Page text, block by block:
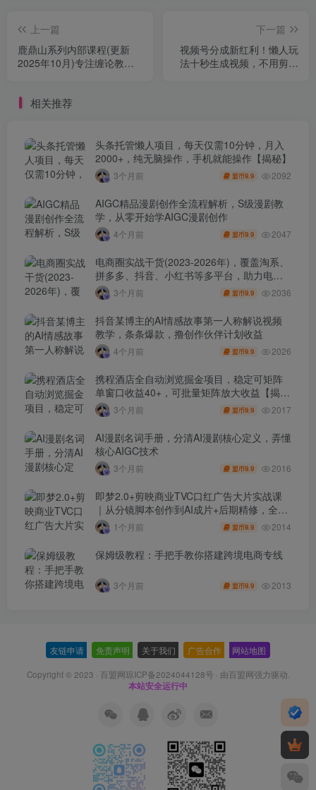
上一篇
鹿鼎山系列内部课程(更新
2025年10月)专注缠论教
下一篇
视频号分成新红利！懒人玩
法十秒生成视频，不用剪辑
相关推荐
头条托管懒人项目，每天仅需10分钟，月入
2000+，纯无脑操作，手机就能操作【揭秘】
3个月前 盟币9.9 2092
AIGC精品漫剧创作全流程解析，S级漫剧教
学，从零开始学AIGC漫剧创作
4个月前 盟币9.9 2047
电商圈实战干货(2023-2026年)，覆盖淘系、
拼多多、抖音、小红书等多平台，助力电商
人避开坑、提效率、稳盈利(更新4月)
3个月前 盟币9.9 2036
抖音某博主的AI情感故事第一人称解说视频
教学，条条爆款，撸创作伙伴计划收益
4个月前 盟币9.9 2026
携程酒店全自动浏览掘金项目，稳定可矩阵
单窗口收益40+，可批量矩阵放大收益【揭
秘】3个月前 盟币9.9 2017
AI漫剧名词手册，分清AI漫剧核心定义，弄懂
核心AIGC技术
3个月前 盟币9.9 2016
即梦2.0+剪映商业TVC口红广告大片实战课
｜从分镜脚本创作到AI成片+后期精修，全流
程打造品牌级产品广告
1个月前 盟币9.9 2014
保姆级教程：手把手教你搭建跨境电商专线
3个月前 盟币9.9 2013
友链申请 免责声明 关于我们 广告合作 网站地图
Copyright © 2023 · 百盟网琼ICP备2024044128号 · 由百盟网强力驱动.
本站安全运行中